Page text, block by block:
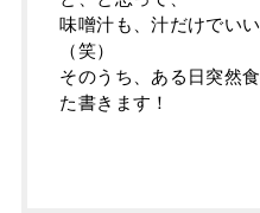
味噌汁も、汁だけでい
（笑）
そのうち、ある日突然
た書きます！